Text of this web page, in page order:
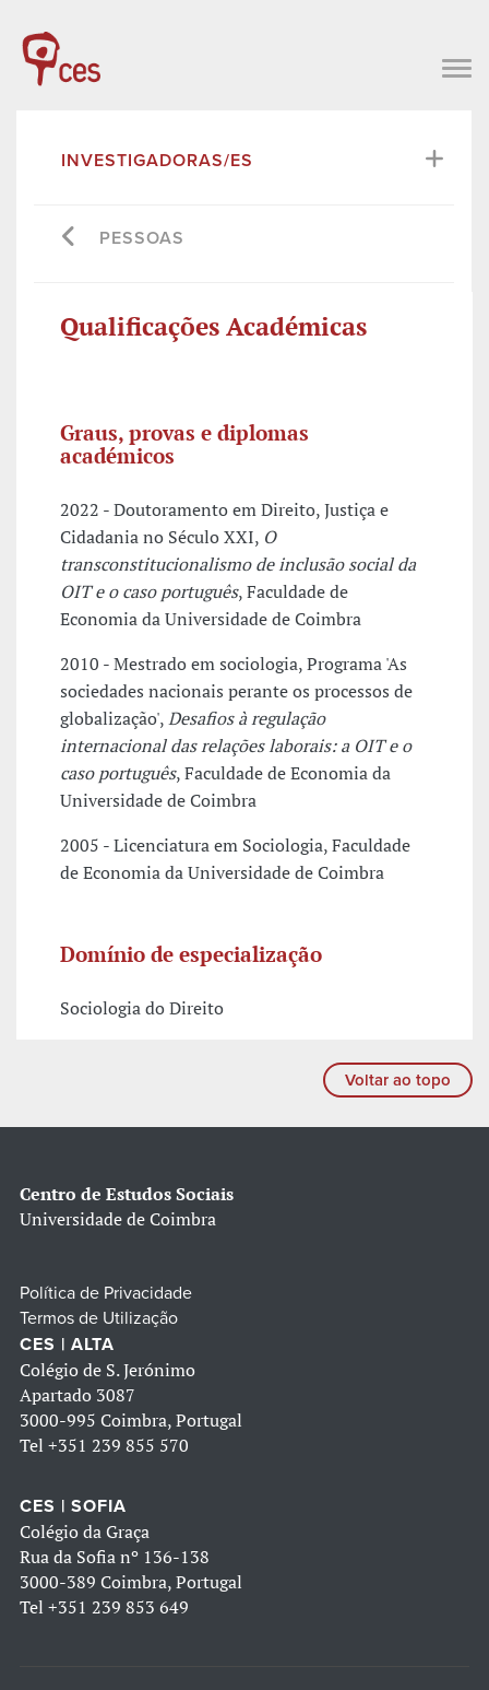
INVESTIGADORAS/ES
PESSOAS
Qualificações Académicas
Graus, provas e diplomas
académicos
2022 - Doutoramento em Direito, Justiça e
Cidadania no Século XXI, O
transconstitucionalismo de inclusão social da
OIT e o caso português, Faculdade de
Economia da Universidade de Coimbra
2010 - Mestrado em sociologia, Programa 'As
sociedades nacionais perante os processos de
globalização',Desafios à regulação
internacional das relações laborais: a OIT e o
caso português, Faculdade de Economia da
Universidade de Coimbra
2005 - Licenciatura em Sociologia, Faculdade
de Economia da Universidade de Coimbra
Domínio de especialização
Sociologia do Direito
Voltar ao topo
Centro de Estudos Sociais
Universidade de Coimbra
Política de Privacidade
Termos de Utilização
CES | ALTA
Colégio de S. Jerónimo
Apartado 3087
3000-995 Coimbra, Portugal
Tel +351 239 855 570
CES | SOFIA
Colégio da Graça
Rua da Sofia nº 136-138
3000-389 Coimbra, Portugal
Tel +351 239 853 649